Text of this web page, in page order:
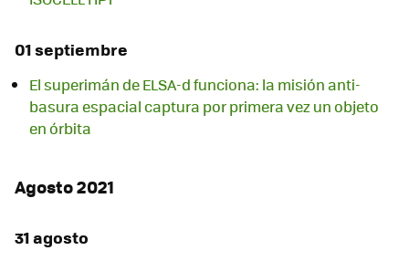
01 septiembre
El superimán de ELSA-d funciona: la misión anti-
basura espacial captura por primera vez un objeto
en órbita
Agosto 2021
31 agosto